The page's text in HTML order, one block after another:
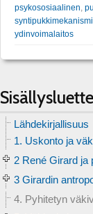
psykososiaalinen
syntipukkimekanismi
ydinvoimalaitos
Lähdekirjallisuus
1. Uskonto ja
2 René Girard ja
3 Girardin
4. Pyhitetyn